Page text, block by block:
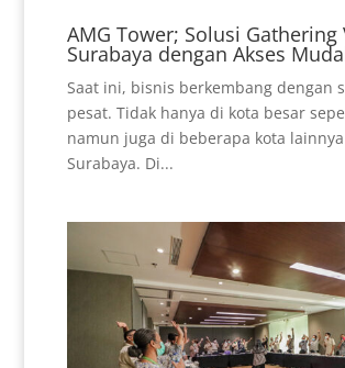
AMG Tower; Solusi Gathering
Surabaya dengan Akses
Saat ini, bisnis berkembang dengan
pesat. Tidak hanya di kota besar
namun juga di beberapa kota
Surabaya. Di...